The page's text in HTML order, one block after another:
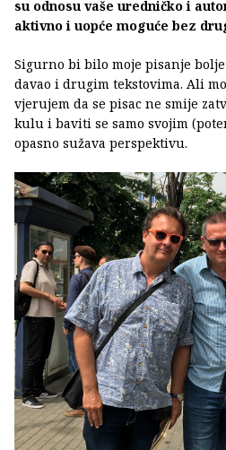
su odnosu vaše uredničko i
aktivno i uopće moguće bez
Sigurno bi bilo moje pisanje
davao i drugim tekstovima. Ali
vjerujem da se pisac ne smije
kulu i baviti se samo svojim
opasno sužava perspektivu.